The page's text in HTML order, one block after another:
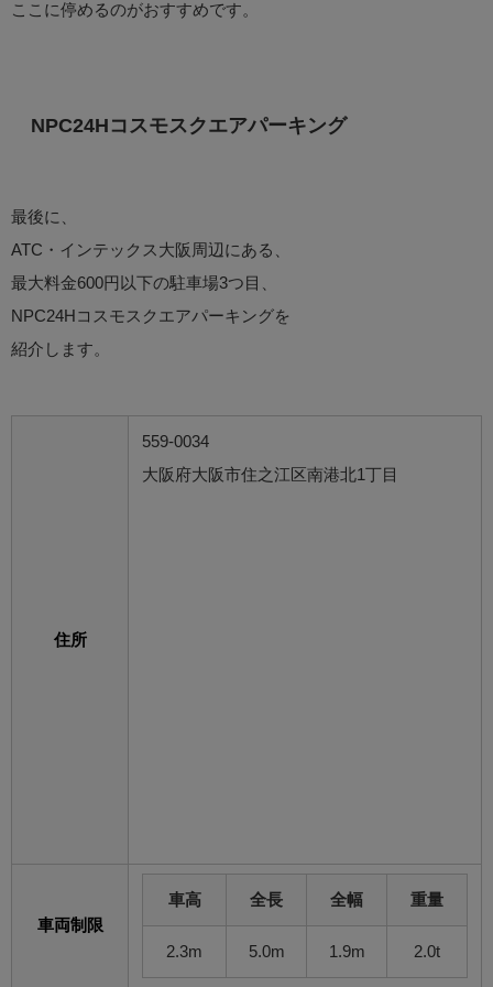
ここに停めるのがおすすめです。
NPC24Hコスモスクエアパーキング
最後に、
ATC・インテックス大阪周辺にある、
最大料金600円以下の駐車場3つ目、
NPC24Hコスモスクエアパーキングを
紹介します。
住所
559-0034
大阪府大阪市住之江区南港北1丁目
車両制限
車高 全長 全幅 重量
2.3m 5.0m 1.9m 2.0t